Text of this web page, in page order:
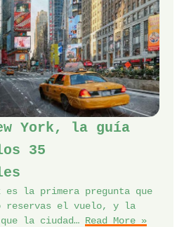
York, la guía
35
es la primera pregunta que
reservas el vuelo, y la
la ciudad… Read More »